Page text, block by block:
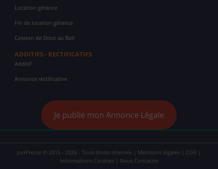
Location gérance
Fin de location gérance
Cession de Droit au Bail
ADDITIFS - RECTIFICATIFS
Additif
Annonce rectificative
Je publie mon Annonce Légale
JuriPresse © 2015 - 2026 - Tous droits réservés | Mentions légales CGV
Informations Cookies| Nous Contacter